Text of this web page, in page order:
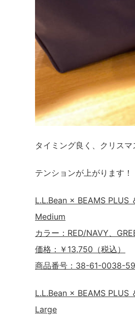
タイミング良く、クリスマ
テンションが上がります！
L.L.Bean × BEAMS
Medium
カラー：RED/NAVY、
価格：￥13,750（税込）
商品番号：38-61-0038-
L.L.Bean × BEAMS
Large